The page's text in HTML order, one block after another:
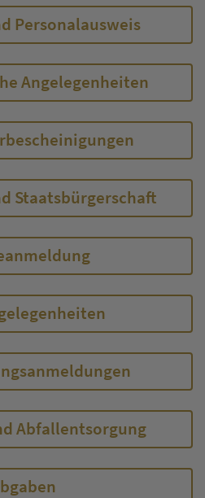
Personalausweis
Angelegenheiten
Staatsbürgerschaft
Abfallentsorgung